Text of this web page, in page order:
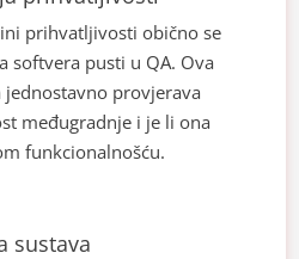
prihvatljivosti obično se
softvera pusti u QA. Ova
provjerava
međugradnje i je li ona
funkcionalnošću.
sustava